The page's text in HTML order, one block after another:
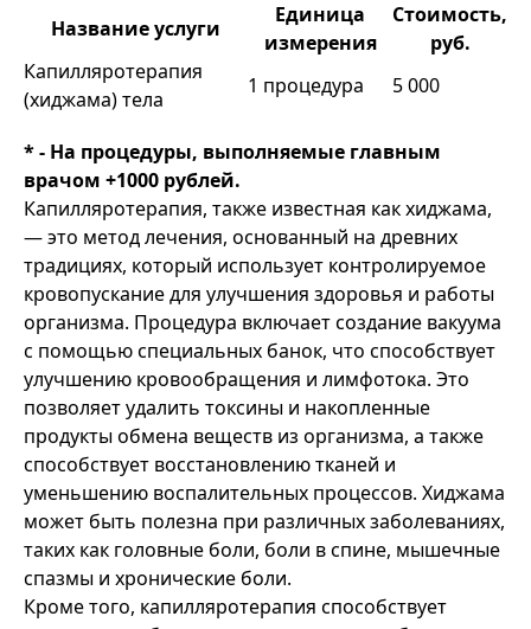
Название услуги
Единица
измерения
Стоимость,
руб.
Капилляротерапия
(хиджама) тела
1 процедура 5 000
* - На процедуры, выполняемые главным
врачом +1000 рублей.
Капилляротерапия, также известная как хиджама,
— это метод лечения, основанный на древних
традициях, который использует контролируемое
кровопускание для улучшения здоровья и работы
организма. Процедура включает создание вакуума
с помощью специальных банок, что способствует
улучшению кровообращения и лимфотока. Это
позволяет удалить токсины и накопленные
продукты обмена веществ из организма, а также
способствует восстановлению тканей и
уменьшению воспалительных процессов. Хиджама
может быть полезна при различных заболеваниях,
таких как головные боли, боли в спине, мышечные
спазмы и хронические боли.
Кроме того, капилляротерапия способствует